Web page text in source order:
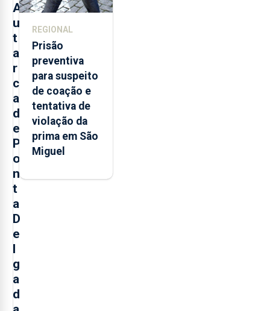
A
u
t
a
r
c
a
d
e
P
o
n
t
a
D
e
g
a
d
REGIONAL
Prisão
preventiva
para suspeito
de coação e
tentativa de
violação da
prima em São
Miguel